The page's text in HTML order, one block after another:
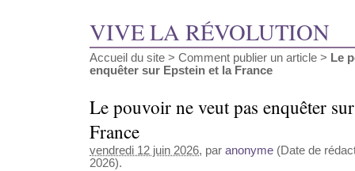
VIVE LA RÉVOLUTION
Accueil du site > Comment publier un article > Le
enquêter sur Epstein et la France
Le pouvoir ne veut pas enquêter
France
vendredi 12 juin 2026, par anonyme (Date de
2026).